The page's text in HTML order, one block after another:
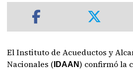
El Instituto de Acueductos y
Nacionales ( IDAAN) confirmó la